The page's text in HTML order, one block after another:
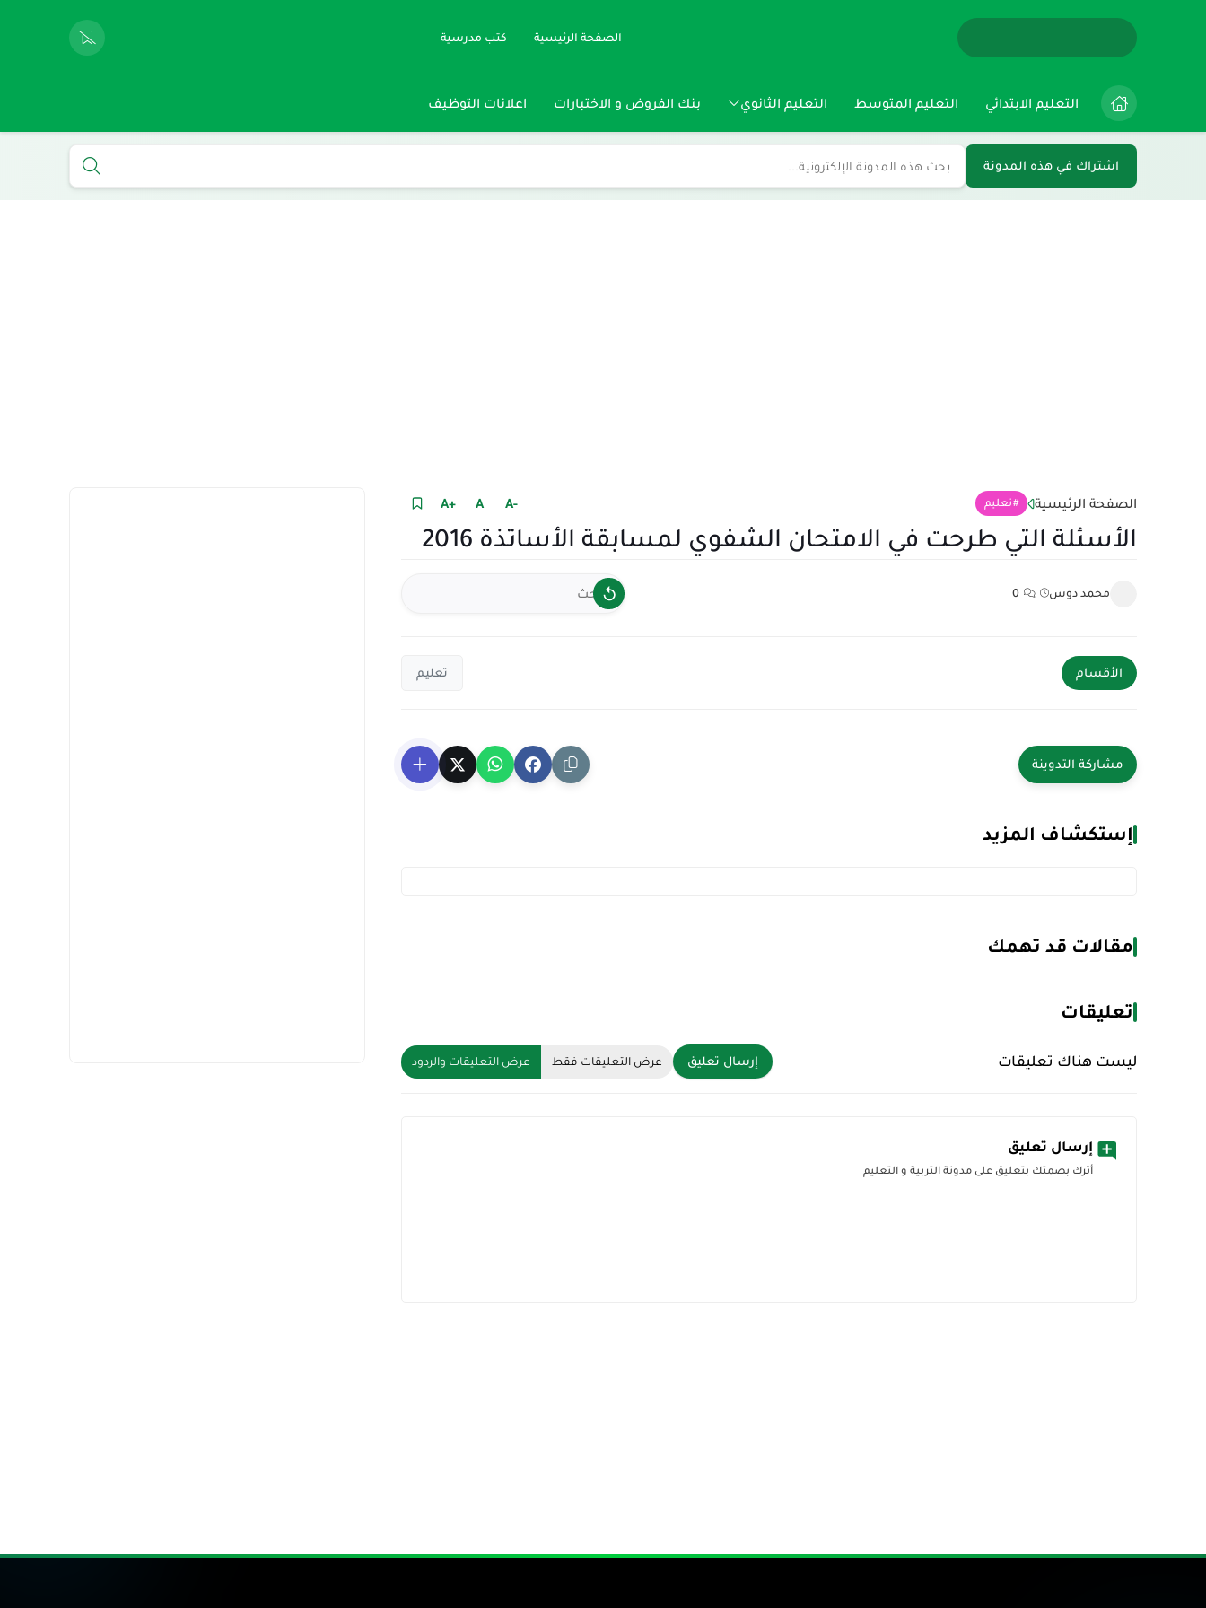
الصفحة الرئيسية كتب مدرسية
التعليم الابتدائي التعليم المتوسط التعليم الثانوي بنك الفروض و الاختبارات اعلانات التوظيف
اشتراك في هذه المدونة
الصفحة الرئيسية تعليم +A A -A
الأسئلة التي طرحت في الامتحان الشفوي لمسابقة الأساتذة 2016
محمد دوس 0
الأقسام تعليم
إستكشاف المزيد
مقالات قد تهمك
تعليقات
ليست هناك تعليقات إرسال تعليق عرض التعليقات فقط عرض التعليقات والردود
إرسال تعليق
أترك بصمتك بتعليق على مدونة التربية و التعليم